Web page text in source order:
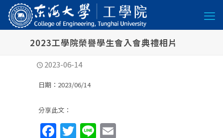
2023工學院榮譽學生會入會典禮相片
2023-06-14
日期：2023/06/14
分享此文：
Facebook
Twitter
LineEmail